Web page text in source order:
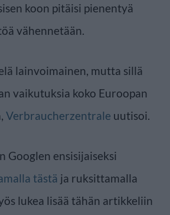
koon pitäisi pienentyä
vähennetään.
lainvoimainen, mutta sillä
vaikutuksia koko Euroopan
Verbraucherzentrale uutisoi.
Googlen ensisijaiseksi
tästä ja ruksittamalla
lukea lisää tähän artikkeliin